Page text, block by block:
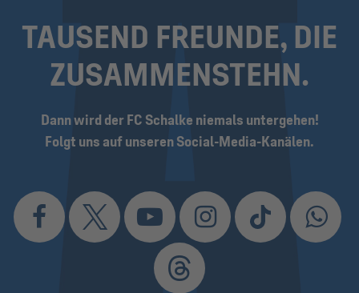
TAUSEND FREUNDE, DIE
ZUSAMMEN­STEHN.
Dann wird der FC Schalke niemals untergehen!
Folgt uns auf unseren Social-Media-Kanälen.